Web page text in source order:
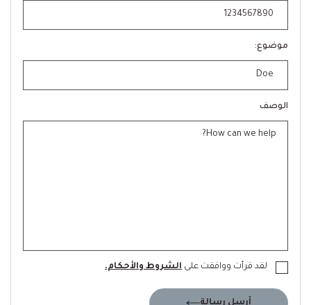
موضوع:
الوصف
لقد قرأت ووافقت على الشروط والأحكام.